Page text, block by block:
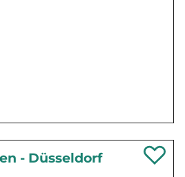
- Düsseldorf